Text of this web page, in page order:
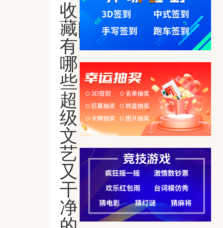
收
藏|
有
哪
些
超
级
文
艺
又
干
净